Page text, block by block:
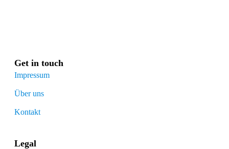
Get in touch
Impressum
Über uns
Kontakt
Legal